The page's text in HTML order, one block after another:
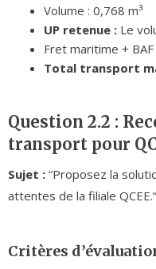
Volume : 0,768 m³
UP retenue : Le
Fret maritime +
Total transport
Question 2.2 :
transport pour
Sujet : “Proposez la
attentes de la filiale QCEE.”
Critères